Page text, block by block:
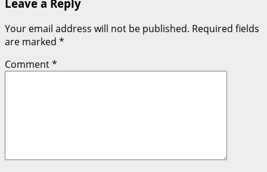
Leave a Reply
Your email address will not be published. Required fields
are marked *
Comment*